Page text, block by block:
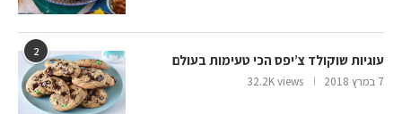
2
עוגיות שוקולד צ’יפס הכי טעימות בעולם
7 במרץ 2018 32.2K views